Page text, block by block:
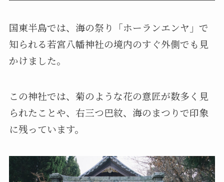
国東半島では、海の祭り「ホーランエンヤ」で
知られる若宮八幡神社の境内のすぐ外側でも見
かけました。
この神社では、菊のような花の意匠が数多く見
られたことや、右三つ巴紋、海のまつりで印象
に残っています。